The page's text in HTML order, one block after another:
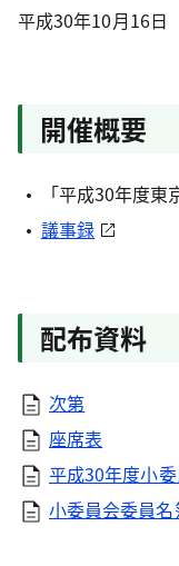
平成30年10月16日
開催概要
「平成30年度
議事録
配布資料
次第
座席表
平成30年度小
小委員会委員名